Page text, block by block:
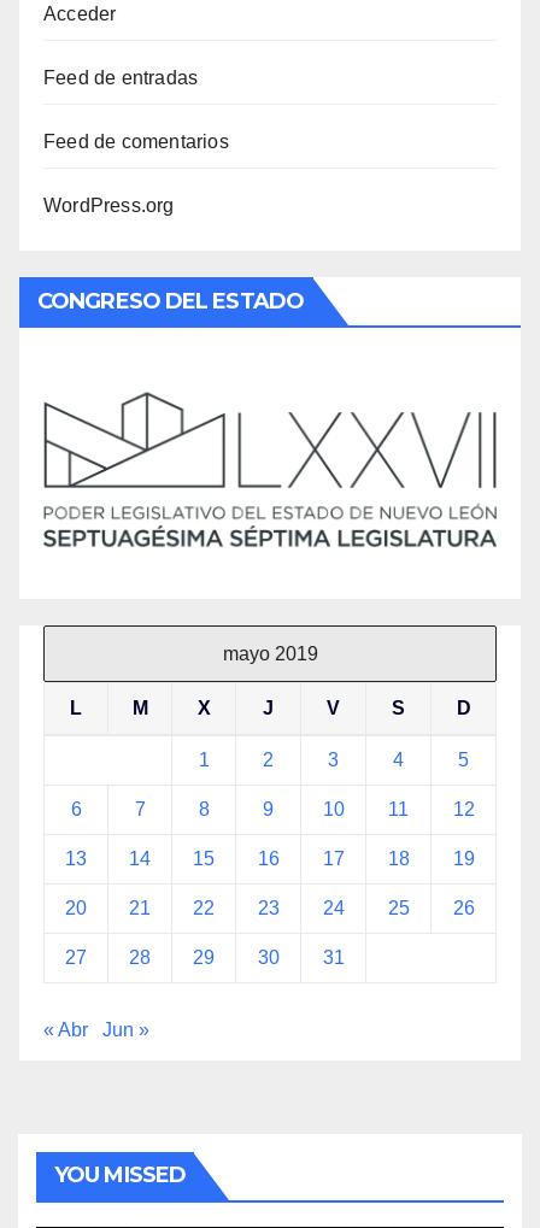
Acceder
Feed de entradas
Feed de comentarios
WordPress.org
CONGRESO DEL ESTADO
mayo 2019
L M X J V S D
1 2 3 4 5
6 7 8 9 10 11 12
13 14 15 16 17 18 19
20 21 22 23 24 25 26
27 28 29 30 31
« Abr Jun »
YOU MISSED